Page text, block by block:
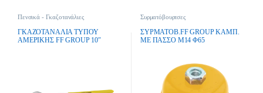
Πενσικά - Γκαζοτανάλιες
ΓΚΑΖΟΤΑΝΑΛΙΑ ΤΥΠΟΥ
ΑΜΕΡΙΚΗΣ FF GROUP 10″
Συρματόβουρτσες
ΣΥΡΜΑΤΟΒ.FF GROUP ΚΑΜΠ.
ΜΕ ΠΑΣΣΟ Μ14 Φ65